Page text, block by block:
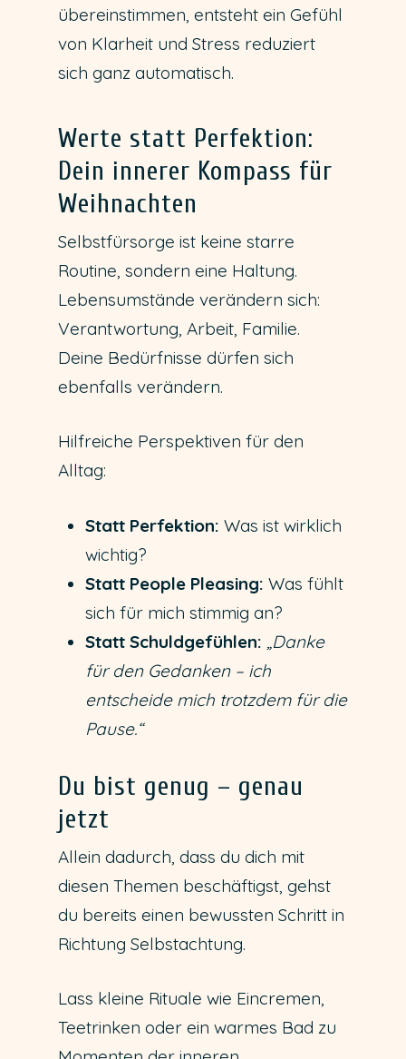
übereinstimmen, entsteht ein Gefühl
von Klarheit und Stress reduziert
sich ganz automatisch.
Werte statt Perfektion:
Dein innerer Kompass für
Weihnachten
Selbstfürsorge ist keine starre
Routine, sondern eine Haltung.
Lebensumstände verändern sich:
Verantwortung, Arbeit, Familie.
Deine Bedürfnisse dürfen sich
ebenfalls verändern.
Hilfreiche Perspektiven für den
Alltag:
Statt Perfektion: Was ist wirklich
wichtig?
Statt People Pleasing: Was fühlt
sich für mich stimmig an?
Statt Schuldgefühlen: „Danke
für den Gedanken – ich
entscheide mich trotzdem für die
Pause.“
Du bist genug – genau
jetzt
Allein dadurch, dass du dich mit
diesen Themen beschäftigst, gehst
du bereits einen bewussten Schritt in
Richtung Selbstachtung.
Lass kleine Rituale wie Eincremen,
Teetrinken oder ein warmes Bad zu